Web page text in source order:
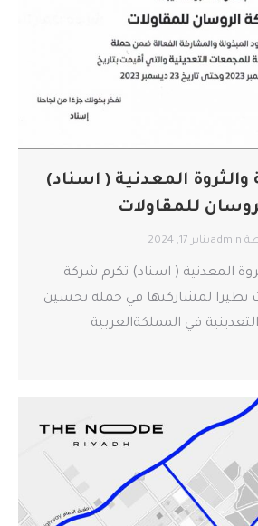
والثروة المعدنية ( اسناد)
للمقاولات
adminيناير 17, 2024
المعدنية ( اسناد) ‏تكرم شركة
نظيرا لمشاركتها في حملة تحسين
في المملكةالعربية